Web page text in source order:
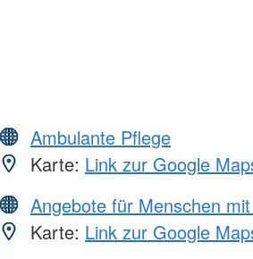
Ambulante Pflege
Karte: Link zur Google
Angebote für Menschen
Karte: Link zur Google